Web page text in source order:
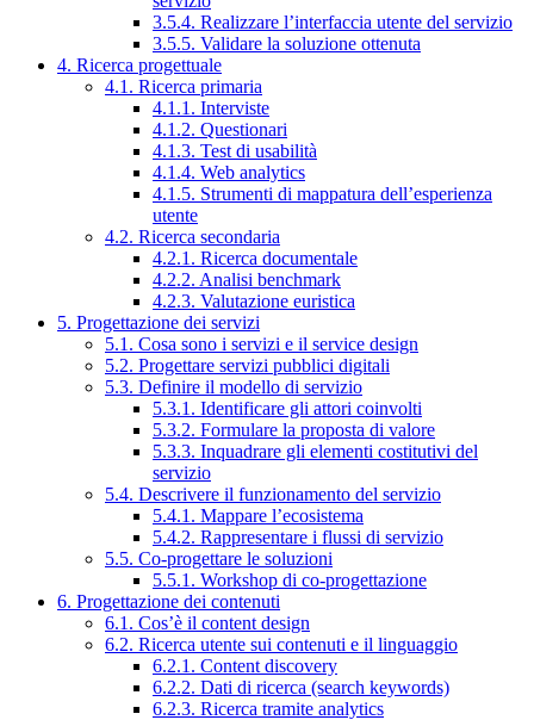
3.5.4. Realizzare l’interfaccia utente del servizio
3.5.5. Validare la soluzione ottenuta
4. Ricerca progettuale
4.1. Ricerca primaria
4.1.1. Interviste
4.1.2. Questionari
4.1.3. Test di usabilità
4.1.4. Web analytics
4.1.5. Strumenti di mappatura dell’esperienza
utente
4.2. Ricerca secondaria
4.2.1. Ricerca documentale
4.2.2. Analisi benchmark
4.2.3. Valutazione euristica
5. Progettazione dei servizi
5.1. Cosa sono i servizi e il service design
5.2. Progettare servizi pubblici digitali
5.3. Definire il modello di servizio
5.3.1. Identificare gli attori coinvolti
5.3.2. Formulare la proposta di valore
5.3.3. Inquadrare gli elementi costitutivi del
servizio
5.4. Descrivere il funzionamento del servizio
5.4.1. Mappare l’ecosistema
5.4.2. Rappresentare i flussi di servizio
5.5. Co-progettare le soluzioni
5.5.1. Workshop di co-progettazione
6. Progettazione dei contenuti
6.1. Cos’è il content design
6.2. Ricerca utente sui contenuti e il linguaggio
6.2.1. Content discovery
6.2.2. Dati di ricerca (search keywords)
6.2.3. Ricerca tramite analytics